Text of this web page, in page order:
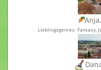
Lieblingsgenres: Fantasy,